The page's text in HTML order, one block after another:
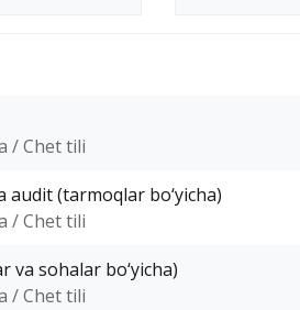
/ Chet tili
audit (tarmoqlar bo‘yicha)
/ Chet tili
va sohalar bo‘yicha)
/ Chet tili